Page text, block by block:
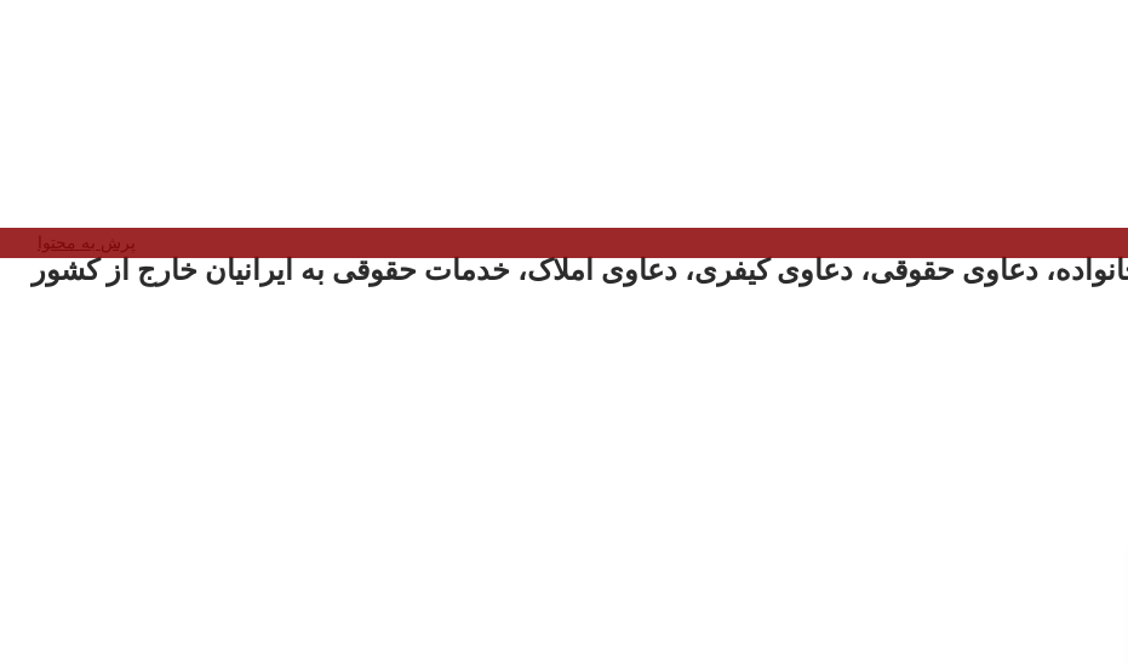
دعاوی حقوقی، دعاوی کیفری، دعاوی املاک، خدمات حقوقی به ایرانیان خارج از کشور
پرش به محتوا